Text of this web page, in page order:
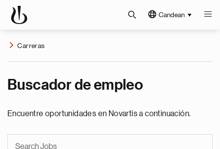
Candean
Carreras
Buscador de empleo
Encuentre oportunidades en Novartis a continuación.